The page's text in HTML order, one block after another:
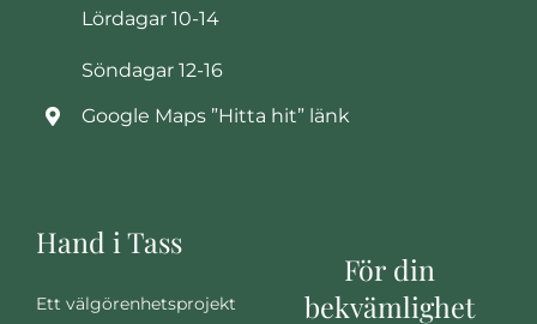
Lördagar 10-14
Söndagar 12-16
Google Maps ”Hitta hit” länk
Hand i Tass
Ett välgörenhetsprojekt
För din
bekvämlighet